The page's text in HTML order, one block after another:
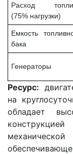
Расход
(75% нагрузки)
Емкость
бака
Генераторы
Ресурс:
на
обладает